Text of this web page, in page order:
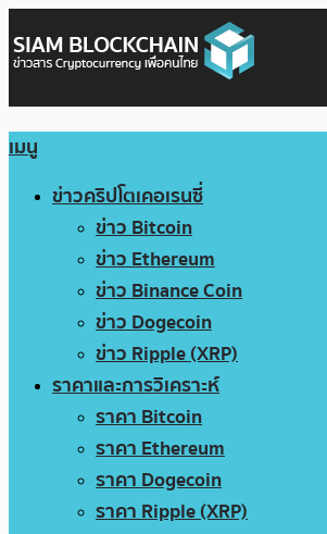
เมนู
ข่าวคริปโตเคอเรนซี่
ข่าว Bitcoin
ข่าว Ethereum
ข่าว Binance Coin
ข่าว Dogecoin
ข่าว Ripple (XRP)
ราคาและการวิเคราะห์
ราคา Bitcoin
ราคา Ethereum
ราคา Dogecoin
ราคา Ripple (XRP)